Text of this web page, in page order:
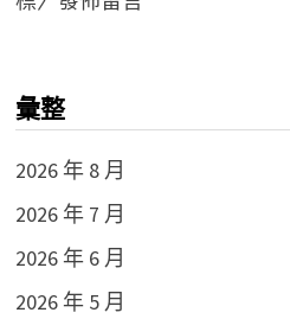
彙整
2026 年 8 月
2026 年 7 月
2026 年 6 月
2026 年 5 月